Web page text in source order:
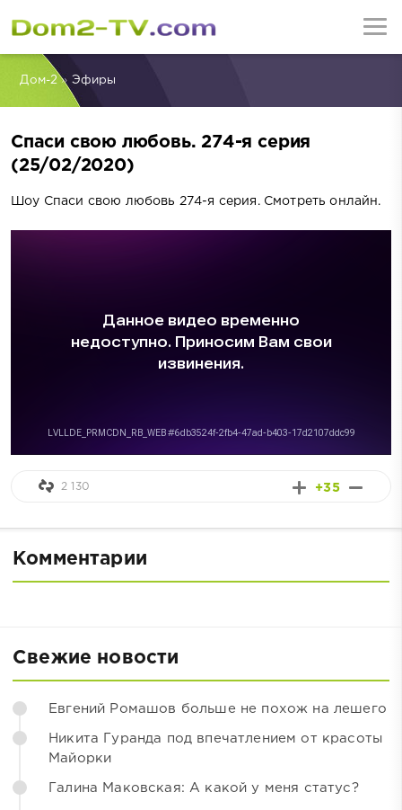
Дом-2» Эфиры
Спаси свою любовь. 274-я серия
(25/02/2020)
Шоу Спаси свою любовь 274-я серия. Смотреть онлайн.
+35
2 130
Комментарии
Свежие новости
Евгений Ромашов больше не похож на лешего
Никита Гуранда под впечатлением от красоты
Майорки
Галина Маковская: А какой у меня статус?